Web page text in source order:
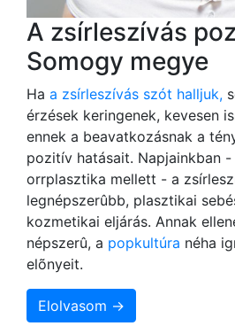
A zsírleszívás
Somogy megye
Ha a zsírleszívás szót halljuk,
érzések keringenek, kevesen
ennek a beavatkozásnak a
pozitív hatásait. Napjainkban
orrplasztika mellett - a
legnépszerûbb, plasztikai
kozmetikai eljárás. Annak
népszerû, a popkultúra néha
elõnyeit.
Elolvasom →